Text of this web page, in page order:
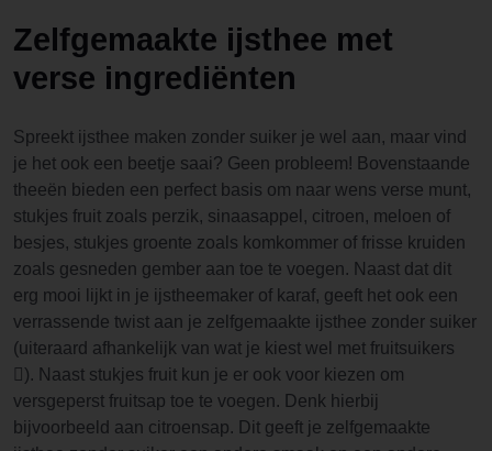
Zelfgemaakte ijsthee met
verse ingrediënten
Spreekt ijsthee maken zonder suiker je wel aan, maar vind
je het ook een beetje saai? Geen probleem! Bovenstaande
theeën bieden een perfect basis om naar wens verse munt,
stukjes fruit zoals perzik, sinaasappel, citroen, meloen of
besjes, stukjes groente zoals komkommer of frisse kruiden
zoals gesneden gember aan toe te voegen. Naast dat dit
erg mooi lijkt in je ijstheemaker of karaf, geeft het ook een
verrassende twist aan je zelfgemaakte ijsthee zonder suiker
(uiteraard afhankelijk van wat je kiest wel met fruitsuikers
). Naast stukjes fruit kun je er ook voor kiezen om
versgeperst fruitsap toe te voegen. Denk hierbij
bijvoorbeeld aan citroensap. Dit geeft je zelfgemaakte